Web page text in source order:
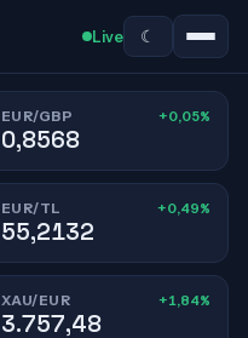
Live ☾
EUR/GBP +0,05%
0,8568
EUR/TL +0,49%
55,2132
XAU/EUR +1,84%
3.757,48